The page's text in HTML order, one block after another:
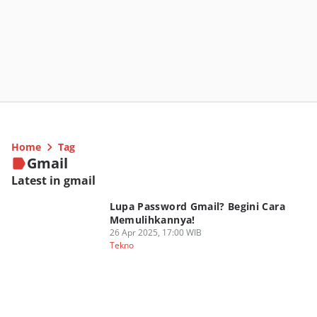
Home Tag
Gmail
Latest in gmail
Lupa Password Gmail? Begini Cara
Memulihkannya!
26 Apr 2025, 17:00 WIB
Tekno